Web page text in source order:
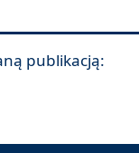
publikacją: